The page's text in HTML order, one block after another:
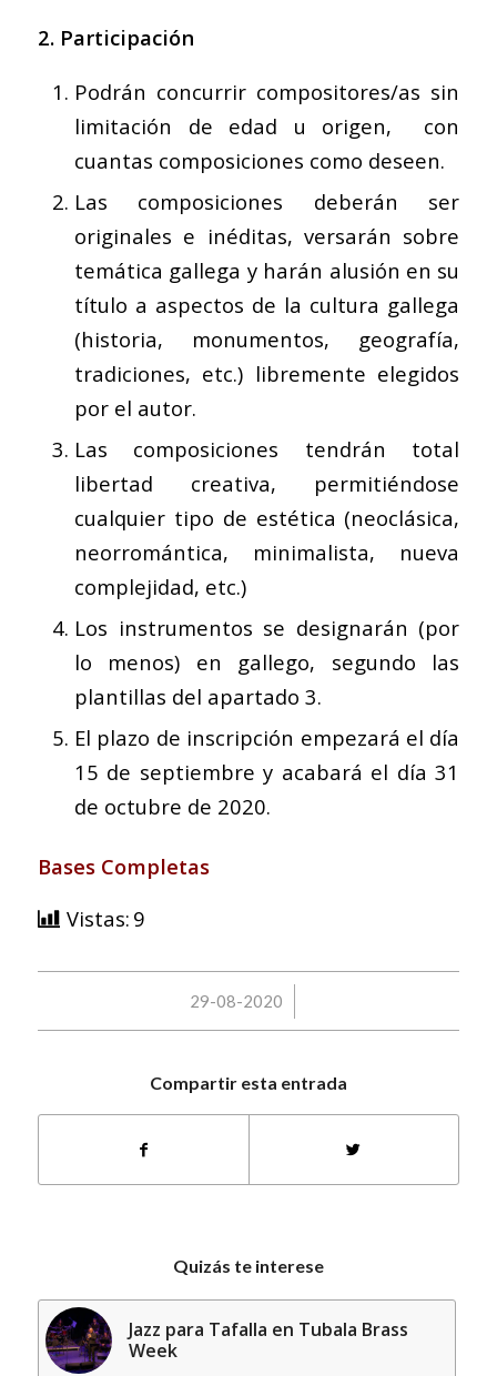
2. Participación
Podrán concurrir compositores/as sin
limitación de edad u origen, con
cuantas composiciones como deseen.
Las composiciones deberán ser
originales e inéditas, versarán sobre
temática gallega y harán alusión en su
título a aspectos de la cultura gallega
(historia, monumentos, geografía,
tradiciones, etc.) libremente elegidos
por el autor.
Las composiciones tendrán total
libertad creativa, permitiéndose
cualquier tipo de estética (neoclásica,
neorromántica, minimalista, nueva
complejidad, etc.)
Los instrumentos se designarán (por
lo menos) en gallego, segundo las
plantillas del apartado 3.
El plazo de inscripción empezará el día
15 de septiembre y acabará el día 31
de octubre de 2020.
Bases Completas
Vistas: 9
29-08-2020
/
Compartir esta entrada
Quizás te interese
Jazz para Tafalla en Tubala Brass
Week